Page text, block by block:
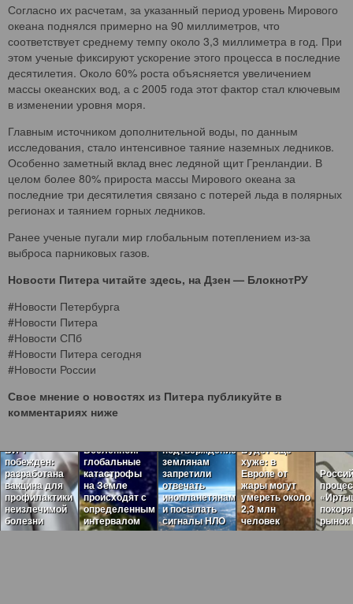
Согласно их расчетам, за указанный период уровень Мирового
океана поднялся примерно на 90 миллиметров, что
соответствует среднему темпу около 3,3 миллиметра в год. При
этом ученые фиксируют ускорение этого процесса в последние
десятилетия. Около 60% роста объясняется увеличением
массы океанских вод, а с 2005 года этот фактор стал ключевым
в изменении уровня моря.
Главным источником дополнительной воды, по данным
исследования, стало интенсивное таяние наземных ледников.
Особенно заметный вклад внес ледяной щит Гренландии. В
целом более 80% прироста массы Мирового океана за
последние три десятилетия связано с потерей льда в полярных
регионах и таянием горных ледников.
Ранее ученые пугали мир глобальным потеплением из-за
выброса парниковых газов.
Новости Питера читайте здесь, на Дзен — БлокнотРУ
#Новости Петербурга
#Новости Питера
#Новости СПб
#Новости Питера сегодня
#Новости России
Свое мнение о новостях из Питера публикуйте в
комментариях ниже
ВИЧ
побежден:
разработана
вакцина для
профилактики
неизлечимой
болезни
Вселенной:
глобальные
катастрофы
на Земле
происходят с
определенным
интервалом
Пугающая
подтверждение:
землянам
запретили
отвечать
инопланетянам
и посылать
сигналы НЛО
Будет ещё
хуже: в
Европе от
жары могут
умереть около
2,3 млн
человек